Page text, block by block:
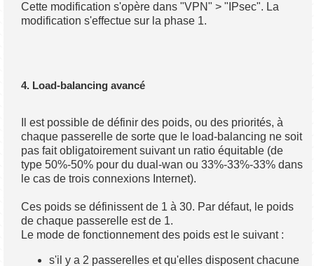
Cette modification s'opère dans "VPN" > "IPsec". La
modification s'effectue sur la phase 1.
4. Load-balancing avancé
Il est possible de définir des poids, ou des priorités, à
chaque passerelle de sorte que le load-balancing ne soit
pas fait obligatoirement suivant un ratio équitable (de
type 50%-50% pour du dual-wan ou 33%-33%-33% dans
le cas de trois connexions Internet).
Ces poids se définissent de 1 à 30. Par défaut, le poids
de chaque passerelle est de 1.
Le mode de fonctionnement des poids est le suivant :
s'il y a 2 passerelles et qu'elles disposent chacune